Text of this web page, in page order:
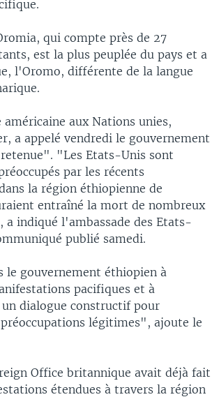
qui compte près de 27
est la plus peuplée du pays et a
l'Oromo, différente de la langue
américaine aux Nations unies,
a appelé vendredi le gouvernement
"Les Etats-Unis sont
par les récents
la région éthiopienne de
entraîné la mort de nombreux
indiqué l'ambassade des Etats-
publié samedi.
le gouvernement éthiopien à
pacifiques et à
un dialogue constructif pour
légitimes", ajoute le
Office britannique avait déjà fait
étendues à travers la région